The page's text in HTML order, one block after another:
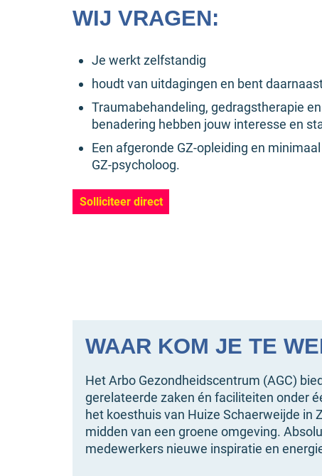
WIJ VRAGEN:
Je werkt zelfstandig
houdt van uitdagingen en bent
Traumabehandeling, gedragstherapie
benadering hebben jouw interesse en
Een afgeronde GZ-opleiding en
GZ-psycholoog.
Solliciteer direct
WAAR KOM JE TE
Het Arbo Gezondheidscentrum (AGC)
gerelateerde zaken én faciliteiten onder
het koesthuis van Huize Schaerweijde in
midden van een groene omgeving.
medewerkers nieuwe inspiratie en